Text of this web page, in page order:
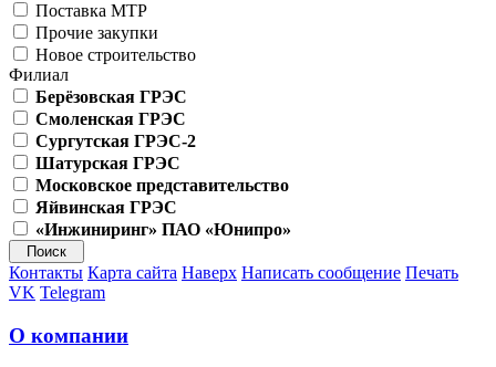
Поставка МТР
Прочие закупки
Новое строительство
Филиал
Берёзовская ГРЭС
Смоленская ГРЭС
Сургутская ГРЭС-2
Шатурская ГРЭС
Московское представительство
Яйвинская ГРЭС
«Инжиниринг» ПАО «Юнипро»
Контакты Карта сайта Наверх Написать сообщение Печать
VK Telegram
О компании